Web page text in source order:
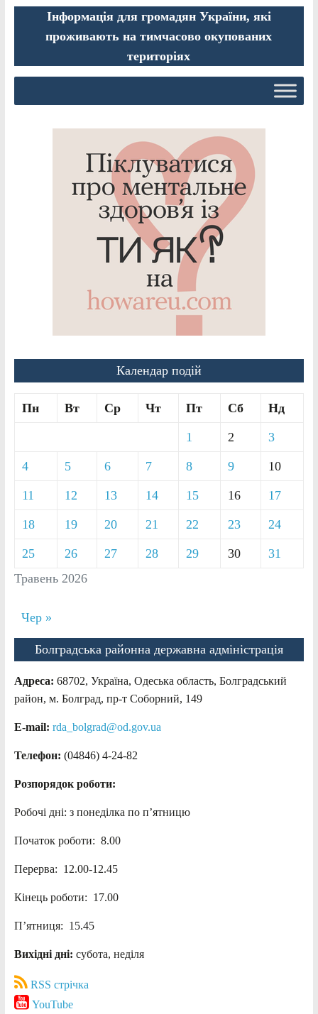
Інформація для громадян України, які
проживають на тимчасово окупованих
територіях
Календар подій
Травень 2026
Пн Вт Ср Чт Пт Сб Нд
1 2 3
4 5 6 7 8 9 10
11 12 13 14 15 16 17
18 19 20 21 22 23 24
25 26 27 28 29 30 31
Чер »
Болградська районна державна адміністрація
Адреса: 68702, Україна, Одеська область, Болградський
район, м. Болград, пр-т Соборний, 149
E-mail: rda_bolgrad@od.gov.ua
Телефон: (04846) 4-24-82
Розпорядок роботи:
Робочі дні: з понеділка по п’ятницю
Початок роботи: 8.00
Перерва: 12.00-12.45
Кінець роботи: 17.00
П’ятниця: 15.45
Вихідні дні: субота, неділя
RSS стрічка
YouTube